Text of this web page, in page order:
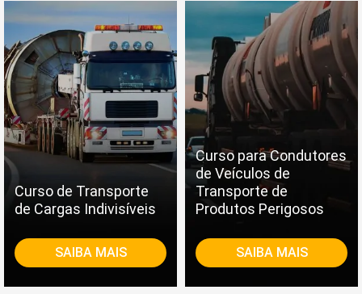
Curso de Transporte
de Cargas Indivisíveis
SAIBA MAIS
Curso para Condutores
de Veículos de
Transporte de
Produtos Perigosos
SAIBA MAIS